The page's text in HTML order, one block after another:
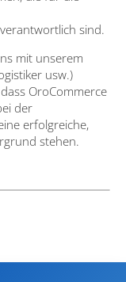
sind.
mit unserem
usw.)
OroCommerce
der
erfolgreiche,
stehen.